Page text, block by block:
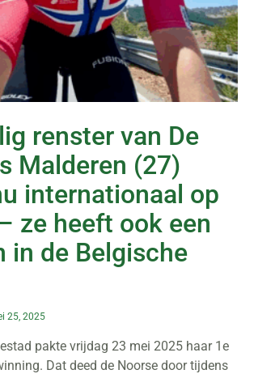
renster van De
Malderen (27)
internationaal op
ze heeft ook een
in de Belgische
25, 2025
pakte vrijdag 23 mei 2025 haar 1e
Dat deed de Noorse door tijdens